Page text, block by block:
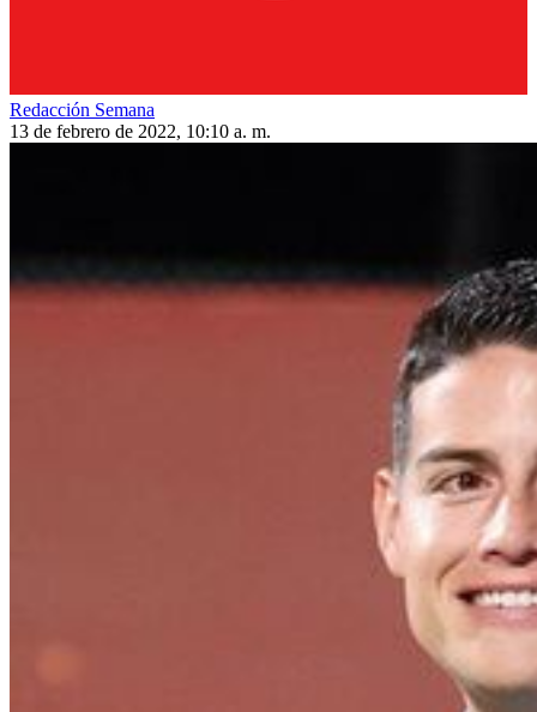
Redacción Semana
13 de febrero de 2022, 10:10 a. m.